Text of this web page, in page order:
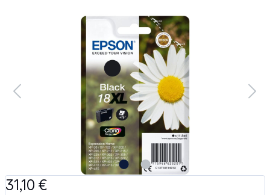
Bildergalerie überspringen
31,10 €